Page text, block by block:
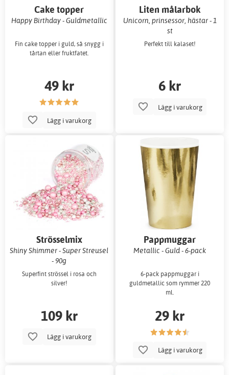
Cake topper
Happy Birthday - Guldmetallic
Fin cake topper i guld, så snygg i
tårtan eller fruktfatet.
49 kr
Lägg i varukorg
Liten målarbok
Unicorn, prinsessor, hästar - 1
st
Perfekt till kalaset!
6 kr
Lägg i varukorg
Strösselmix
Shiny Shimmer - Super Streusel
- 90g
Superfint strössel i rosa och
silver!
109 kr
Lägg i varukorg
Pappmuggar
Metallic - Guld - 6-pack
6-pack pappmuggar i
guldmetallic som rymmer 220
ml.
29 kr
Lägg i varukorg